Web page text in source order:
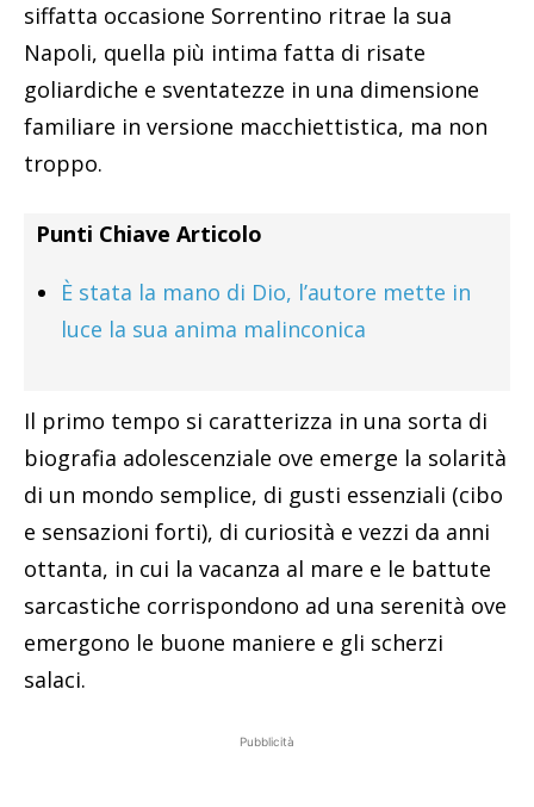
siffatta occasione Sorrentino ritrae la sua
Napoli, quella più intima fatta di risate
goliardiche e sventatezze in una dimensione
familiare in versione macchiettistica, ma non
troppo.
Punti Chiave Articolo
È stata la mano di Dio, l’autore mette in
luce la sua anima malinconica
Il primo tempo si caratterizza in una sorta di
biografia adolescenziale ove emerge la solarità
di un mondo semplice, di gusti essenziali (cibo
e sensazioni forti), di curiosità e vezzi da anni
ottanta, in cui la vacanza al mare e le battute
sarcastiche corrispondono ad una serenità ove
emergono le buone maniere e gli scherzi
salaci.
Pubblicità